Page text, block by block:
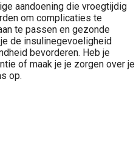
aandoening die vroegtijdig
om complicaties te
te passen en gezonde
de insulinegevoeligheid
bevorderen. Heb je
of maak je je zorgen over je
op.